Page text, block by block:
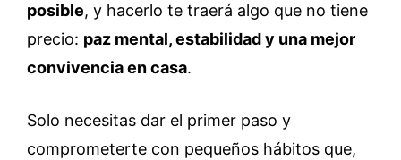
posible, y hacerlo te traerá algo que no tiene
precio: paz mental, estabilidad y una mejor
convivencia en casa.
Solo necesitas dar el primer paso y
comprometerte con pequeños hábitos que,